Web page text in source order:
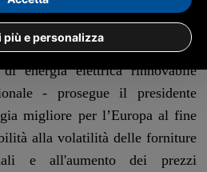
condizione di equità sociale e
nazionale”.
energia elettrica rinnovabile
- prosegue il presidente
migliore per l’Europa al fine
alla volatilità delle forniture
e all'aumento dei prezzi
più e personalizza